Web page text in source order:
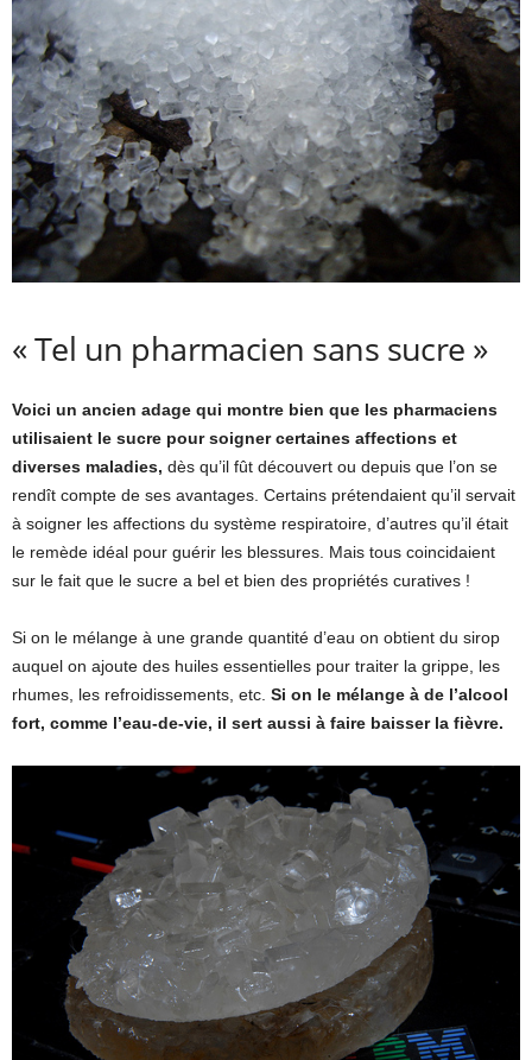
« Tel un pharmacien sans sucre »
Voici un ancien adage qui montre bien que les pharmaciens
utilisaient le sucre pour soigner certaines affections et
diverses maladies, dès qu’il fût découvert ou depuis que l’on se
rendît compte de ses avantages. Certains prétendaient qu’il servait
à soigner les affections du système respiratoire, d’autres qu’il était
le remède idéal pour guérir les blessures. Mais tous coincidaient
sur le fait que le sucre a bel et bien des propriétés curatives !
Si on le mélange à une grande quantité d’eau on obtient du sirop
auquel on ajoute des huiles essentielles pour traiter la grippe, les
rhumes, les refroidissements, etc. Si on le mélange à de l’alcool
fort, comme l’eau-de-vie, il sert aussi à faire baisser la fièvre.